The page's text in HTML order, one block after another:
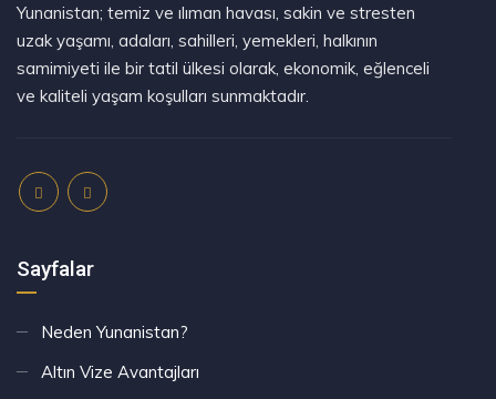
Yunanistan; temiz ve ılıman havası, sakin ve stresten
uzak yaşamı, adaları, sahilleri, yemekleri, halkının
samimiyeti ile bir tatil ülkesi olarak, ekonomik, eğlenceli
ve kaliteli yaşam koşulları sunmaktadır.
Sayfalar
Neden Yunanistan?
Altın Vize Avantajları